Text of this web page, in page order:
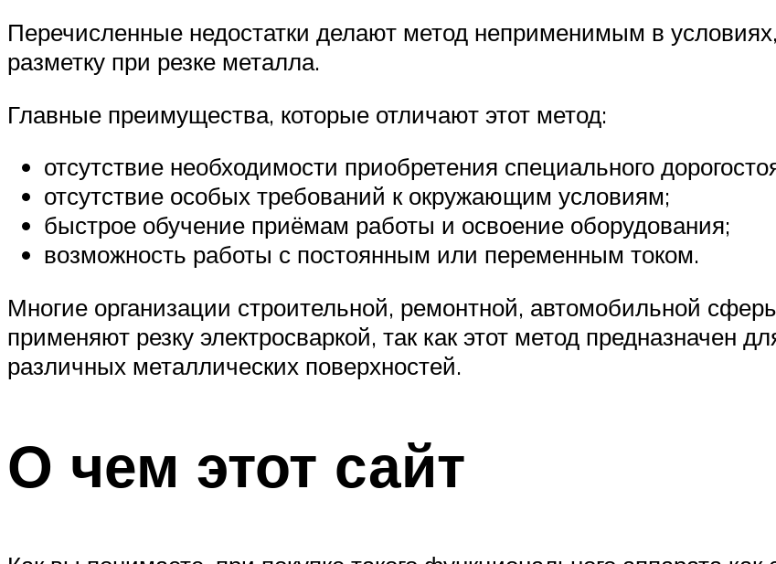
Перечисленные недостатки делают метод неприменимым в
разметку при резке металла.
Главные преимущества, которые отличают этот метод:
отсутствие необходимости приобретения специального
отсутствие особых требований к окружающим условиям;
быстрое обучение приёмам работы и освоение оборудования;
возможность работы с постоянным или переменным током.
Многие организации строительной, ремонтной, автомобильной
применяют резку электросваркой, так как этот метод предназначен
различных металлических поверхностей.
О чем этот сайт